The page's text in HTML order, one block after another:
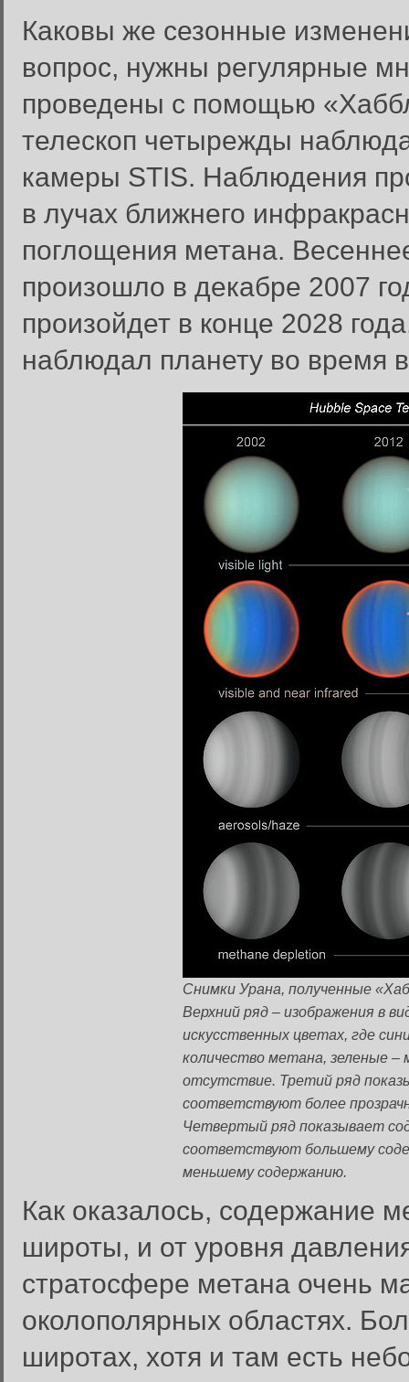
Каковы же сезонные
вопрос, нужны регулярные
проведены с помощью
телескоп четырежды
камеры STIS. Наблюдения
в лучах ближнего
поглощения метана.
произошло в декабре 2007
произойдет в конце 2028
наблюдал планету во время
Снимки Урана, полученные
Верхний ряд – изображения в
искусственных цветах, где
количество метана, зеленые –
отсутствие. Третий ряд
соответствуют более
Четвертый ряд показывает
соответствуют большему
меньшему содержанию.
Как оказалось, содержание
широты, и от уровня
стратосфере метана очень
околополярных областях.
широтах, хотя и там есть